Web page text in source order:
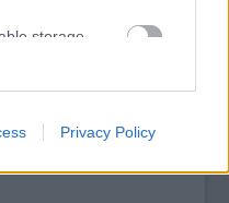
storage
or app.
storage
Privacy Policy